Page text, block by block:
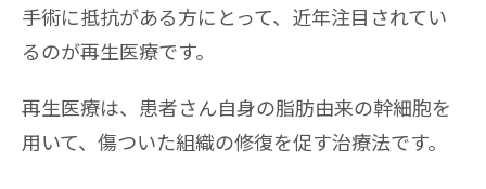
手術に抵抗がある方にとって、近年注目されてい
るのが再生医療です。
再生医療は、患者さん自身の脂肪由来の幹細胞を
用いて、傷ついた組織の修復を促す治療法です。